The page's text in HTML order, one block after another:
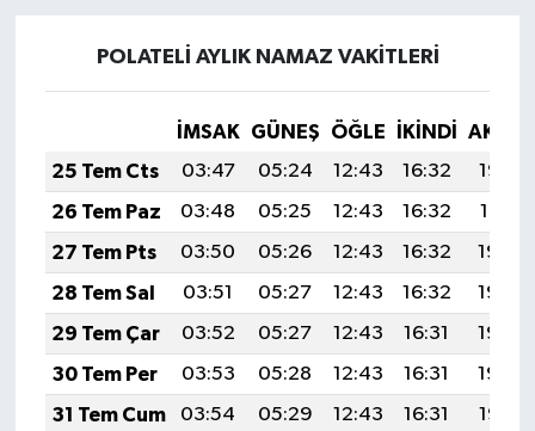
POLATELİ AYLIK NAMAZ VAKITLERI
İMSAK GÜNEŞ ÖĞLE İKINDI
25 Tem Cts
03:47 05:24 12:43 16:32
19:52
26 Tem Paz
03:48 05:25 12:43 16:32
19:51
27 Tem Pts
03:50 05:26 12:43 16:32
19:50
28 Tem Sal
03:51 05:27 12:43 16:32
19:49
29 Tem Çar
03:52 05:27 12:43 16:31
19:49
30 Tem Per
03:53 05:28 12:43 16:31
19:48
31 Tem Cum
03:54 05:29 12:43 16:31
19:47
Teknoloji
Yaşam